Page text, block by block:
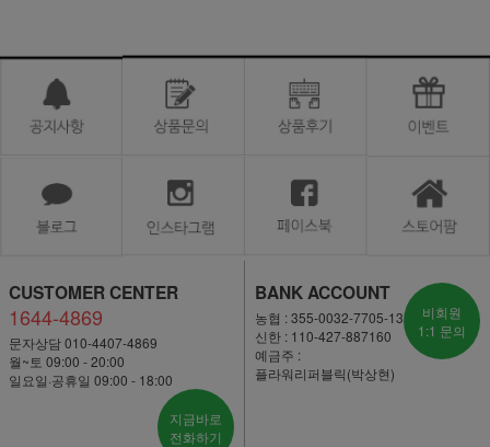
CUSTOMER CENTER
1644-4869
문자상담 010-4407-4869
월~토 09:00 - 20:00
일요일·공휴일 09:00 - 18:00
지금바로
전화하기
BANK ACCOUNT
농협 : 355-0032-7705-13
신한 : 110-427-887160
예금주 :
플라워리퍼블릭(박상현)
비회원
1:1 문의